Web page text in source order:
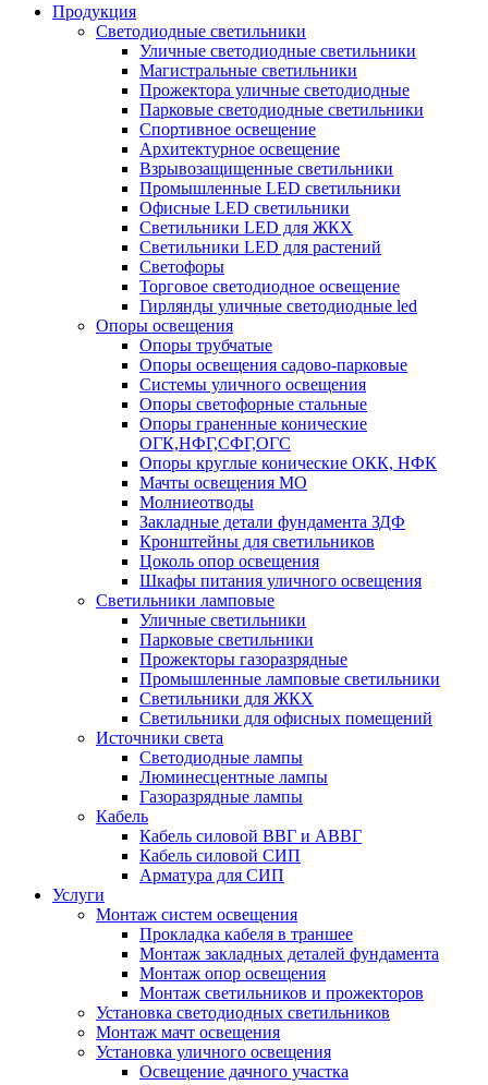
Продукция
Светодиодные светильники
Уличные светодиодные светильники
Магистральные светильники
Прожектора уличные светодиодные
Парковые светодиодные светильники
Спортивное освещение
Архитектурное освещение
Взрывозащищенные светильники
Промышленные LED светильники
Офисные LED светильники
Cветильники LED для ЖКХ
Светильники LED для растений
Светофоры
Торговое светодиодное освещение
Гирлянды уличные светодиодные led
Опоры освещения
Опоры трубчатые
Опоры освещения садово-парковые
Системы уличного освещения
Опоры светофорные стальные
Опоры граненные конические
ОГК,НФГ,СФГ,ОГС
Опоры круглые конические ОКК, НФК
Мачты освещения МО
Молниеотводы
Закладные детали фундамента ЗДФ
Кронштейны для светильников
Цоколь опор освещения
Шкафы питания уличного освещения
Светильники ламповые
Уличные светильники
Парковые светильники
Прожекторы газоразрядные
Промышленные ламповые светильники
Светильники для ЖКХ
Светильники для офисных помещений
Источники света
Светодиодные лампы
Люминесцентные лампы
Газоразрядные лампы
Кабель
Кабель силовой ВВГ и АВВГ
Кабель силовой СИП
Арматура для СИП
Услуги
Монтаж систем освещения
Прокладка кабеля в траншее
Монтаж закладных деталей фундамента
Монтаж опор освещения
Монтаж светильников и прожекторов
Установка светодиодных светильников
Монтаж мачт освещения
Установка уличного освещения
Освещение дачного участка